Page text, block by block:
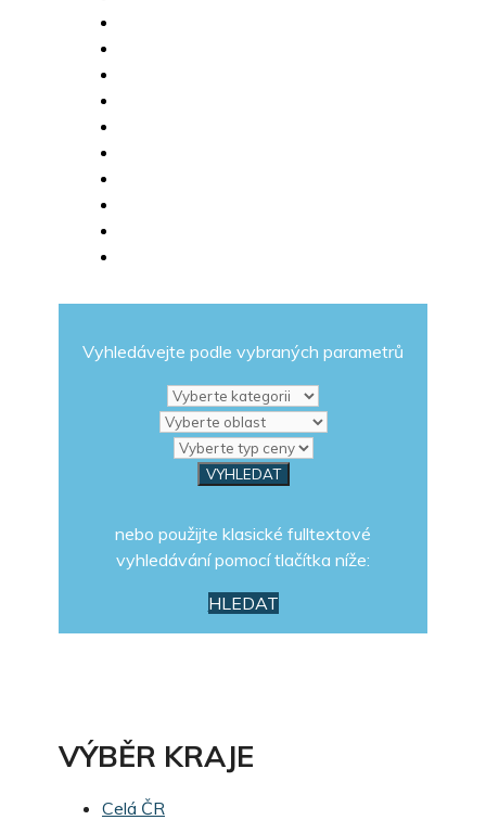
Vyhledávejte podle vybraných parametrů
nebo použijte klasické fulltextové
vyhledávání pomocí tlačítka níže:
HLEDAT
VÝBĚR KRAJE
Celá ČR